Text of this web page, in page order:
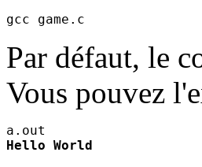
Par défaut, le
Vous pouvez
Hello World